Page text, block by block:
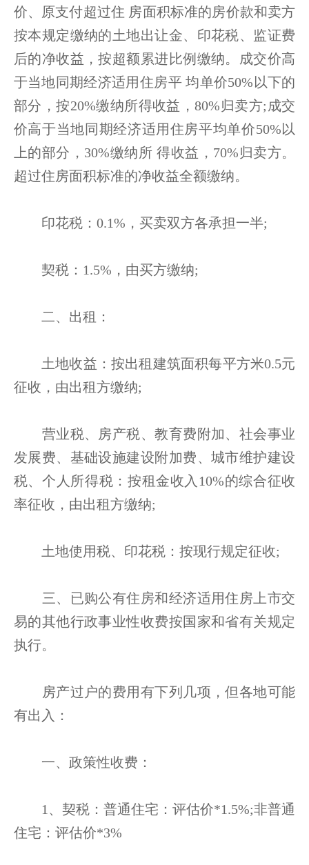
价、原支付超过住 房面积标准的房价款和卖方
按本规定缴纳的土地出让金、印花税、监证费
后的净收益，按超额累进比例缴纳。成交价高
于当地同期经济适用住房平 均单价50%以下的
部分，按20%缴纳所得收益，80%归卖方;成交
价高于当地同期经济适用住房平均单价50%以
上的部分，30%缴纳所 得收益，70%归卖方。
超过住房面积标准的净收益全额缴纳。
印花税：0.1%，买卖双方各承担一半;
契税：1.5%，由买方缴纳;
二、出租：
土地收益：按出租建筑面积每平方米0.5元
征收，由出租方缴纳;
营业税、房产税、教育费附加、社会事业
发展费、基础设施建设附加费、城市维护建设
税、个人所得税：按租金收入10%的综合征收
率征收，由出租方缴纳;
土地使用税、印花税：按现行规定征收;
三、已购公有住房和经济适用住房上市交
易的其他行政事业性收费按国家和省有关规定
执行。
房产过户的费用有下列几项，但各地可能
有出入：
一、政策性收费：
1、契税：普通住宅：评估价*1.5%;非普通
住宅：评估价*3%